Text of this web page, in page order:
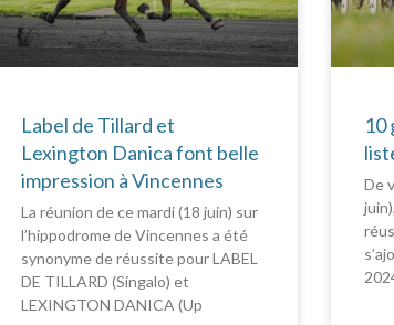
Label de Tillard et
Lexington Danica font belle
impression à Vincennes
La réunion de ce mardi (18 juin) sur
l’hippodrome de Vincennes a été
synonyme de réussite pour LABEL
DE TILLARD (Singalo) et
LEXINGTON DANICA (Up
10
De